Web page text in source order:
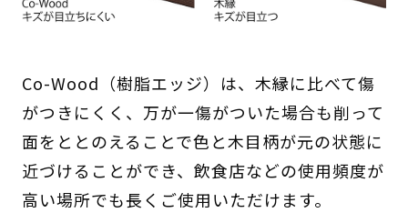
Co-Wood（樹脂エッジ）は、木縁に比べて傷
がつきにくく、万が一傷がついた場合も削って
面をととのえることで色と木目柄が元の状態に
近づけることができ、飲食店などの使用頻度が
高い場所でも長くご使用いただけます。